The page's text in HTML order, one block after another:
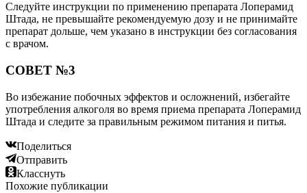
Следуйте инструкции по применению препарата Лоперамид
Штада, не превышайте рекомендуемую дозу и не принимайте
препарат дольше, чем указано в инструкции без согласования
с врачом.
СОВЕТ №3
Во избежание побочных эффектов и осложнений, избегайте
употребления алкоголя во время приема препарата Лоперамид
Штада и следите за правильным режимом питания и питья.
Поделиться
Отправить
Класснуть
Похожие публикации